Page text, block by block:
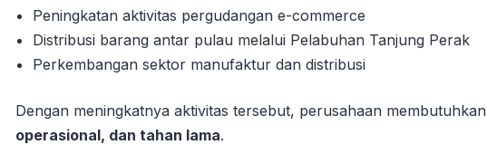
Peningkatan aktivitas pergudangan e-commerce
Distribusi barang antar pulau melalui Pelabuhan Tanjung Perak
Perkembangan sektor manufaktur dan distribusi
Dengan meningkatnya aktivitas tersebut, perusahaan membutuhkan
operasional, dan tahan lama.